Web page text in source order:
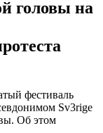
головы на
фестиваль
Sv3rige
Об этом